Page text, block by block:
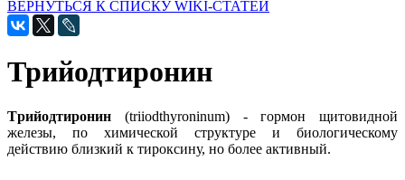
ВЕРНУТЬСЯ К СПИСКУ WIKI-СТАТЕЙ
Трийодтиронин
Tрийодтиронин (triiodthyroninum) - гормон щитовидной
железы, по химической структуре и биологическому
действию близкий к тироксину, но более активный.